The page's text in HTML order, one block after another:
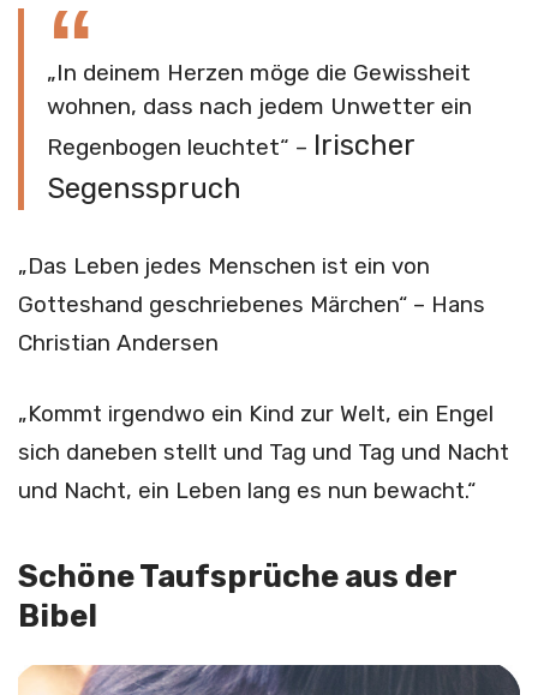
„In deinem Herzen möge die Gewissheit
wohnen, dass nach jedem Unwetter ein
Regenbogen leuchtet“ – Irischer
Segensspruch
„Das Leben jedes Menschen ist ein von
Gotteshand geschriebenes Märchen“ – Hans
Christian Andersen
„Kommt irgendwo ein Kind zur Welt, ein Engel
sich daneben stellt und Tag und Tag und Nacht
und Nacht, ein Leben lang es nun bewacht.“
Schöne Taufsprüche aus der
Bibel